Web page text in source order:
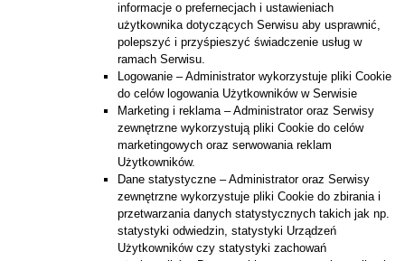
informacje o prefernecjach i ustawieniach
użytkownika dotyczących Serwisu aby usprawnić,
polepszyć i przyśpieszyć świadczenie usług w
ramach Serwisu.
Logowanie – Administrator wykorzystuje pliki Cookie
do celów logowania Użytkowników w Serwisie
Marketing i reklama – Administrator oraz Serwisy
zewnętrzne wykorzystują pliki Cookie do celów
marketingowych oraz serwowania reklam
Użytkowników.
Dane statystyczne – Administrator oraz Serwisy
zewnętrzne wykorzystuje pliki Cookie do zbirania i
przetwarzania danych statystycznych takich jak np.
statystyki odwiedzin, statystyki Urządzeń
Użytkowników czy statystyki zachowań